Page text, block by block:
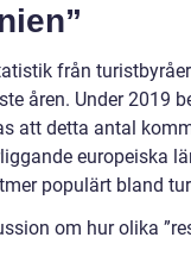
från
åren. Under 2019
att detta antal
europeiska
populärt bland
om hur olika